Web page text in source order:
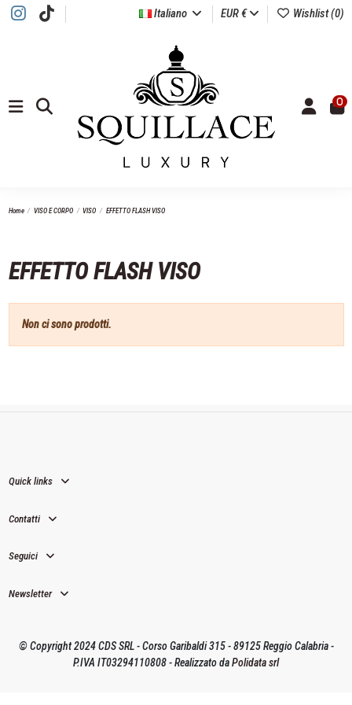
Italiano EUR € Wishlist (0)
0
Home VISO E CORPO VISO EFFETTO FLASH VISO
EFFETTO FLASH VISO
Non ci sono prodotti.
Quick links
Contatti
Seguici
Newsletter
© Copyright 2024 CDS SRL - Corso Garibaldi 315 - 89125 Reggio Calabria -
P.IVA IT03294110808 - Realizzato daPolidata srl